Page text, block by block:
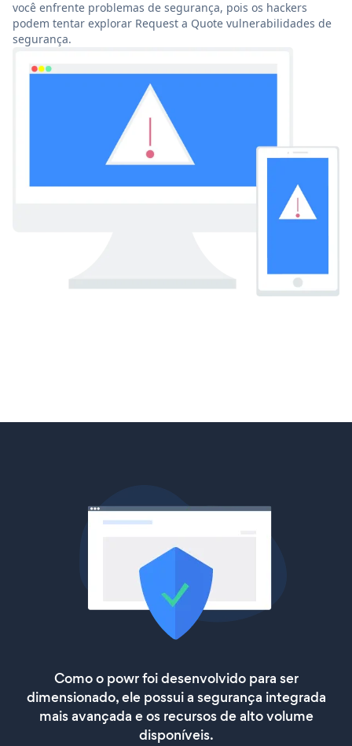
você enfrente problemas de segurança, pois os hackers
podem tentar explorar Request a Quote vulnerabilidades de
segurança.
Como o powr foi desenvolvido para ser
dimensionado, ele possui a segurança integrada
mais avançada e os recursos de alto volume
disponíveis.